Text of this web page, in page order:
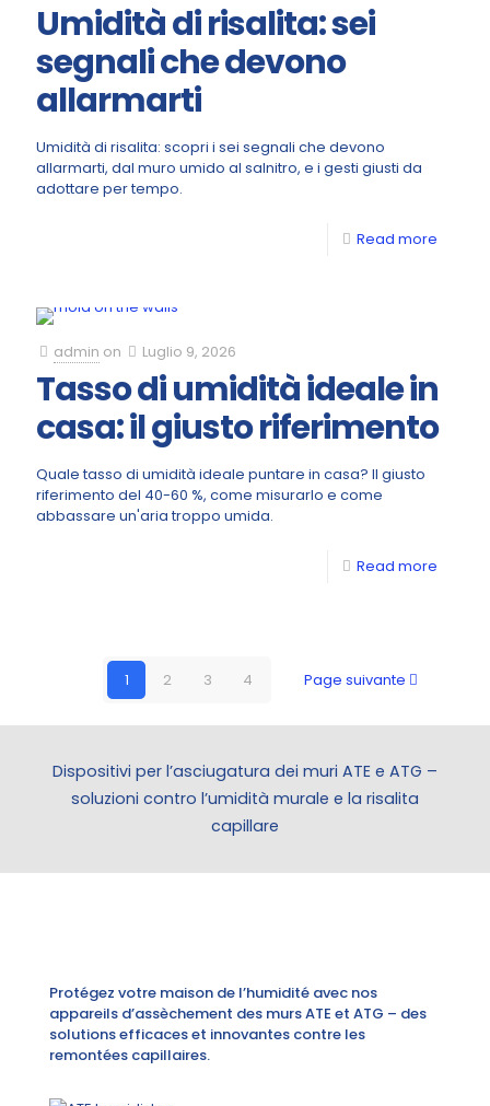
Umidità di risalita: sei
segnali che devono
allarmarti
Umidità di risalita: scopri i sei segnali che devono
allarmarti, dal muro umido al salnitro, e i gesti giusti da
adottare per tempo.
Read more
admin on Luglio 9, 2026
Tasso di umidità ideale in
casa: il giusto riferimento
Quale tasso di umidità ideale puntare in casa? Il giusto
riferimento del 40-60 %, come misurarlo e come
abbassare un'aria troppo umida.
Read more
1 2 3 4 Page suivante
Dispositivi per l’asciugatura dei muri ATE e ATG –
soluzioni contro l’umidità murale e la risalita
capillare
Protégez votre maison de l’humidité avec nos
appareils d’assèchement des murs ATE et ATG – des
solutions efficaces et innovantes contre les
remontées capillaires.